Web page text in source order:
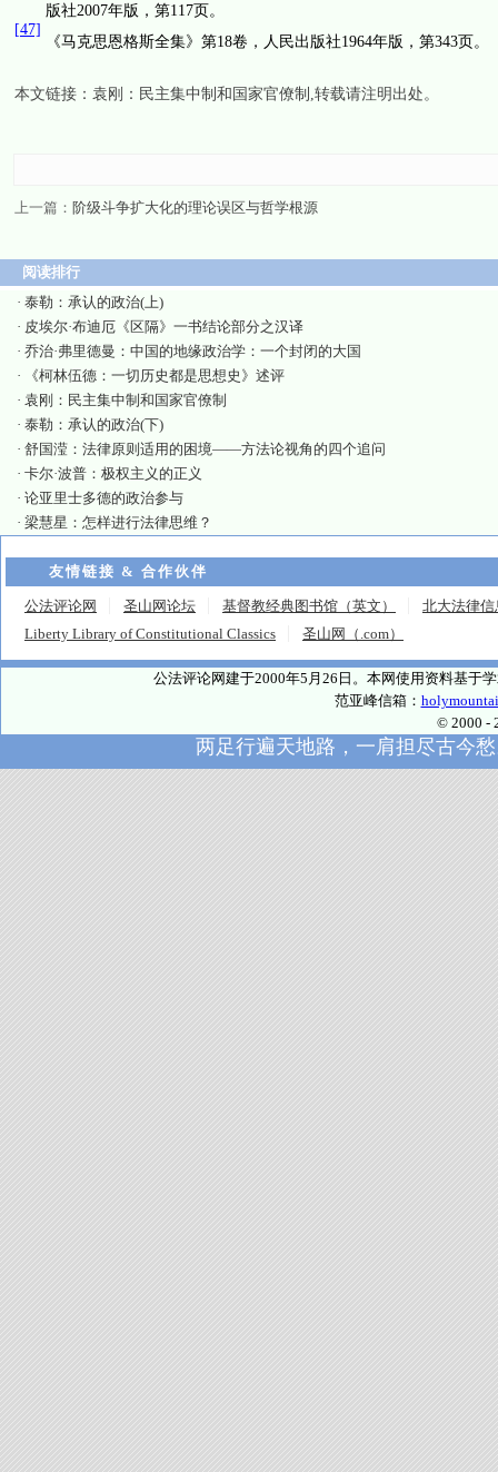
版社2007年版，第117页。
[47]
《马克思恩格斯全集》第18卷，人民出版社1964年版，第343页。
本文链接： 袁刚：民主集中制和国家官僚制 ,转载请注明出处。
上一篇： 阶级斗争扩大化的理论误区与哲学根源
阅读排行
· 泰勒：承认的政治(上)
· 皮埃尔·布迪厄《区隔》一书结论部分之汉译
· 乔治·弗里德曼：中国的地缘政治学：一个封闭的大国
·
《柯林伍德：一切历史都是思想史》述评
· 袁刚：民主集中制和国家官僚制
· 泰勒：承认的政治(下)
· 舒国滢：法律原则适用的困境——方法论视角的四个追问
· 卡尔·波普：极权主义的正义
· 论亚里士多德的政治参与
· 梁慧星：怎样进行法律思维？
友情链接 & 合作伙伴
公法评论网 圣山网论坛 基督教经典图书馆（英文）
北大法律信
Liberty Library of Constitutional Classics
圣山网（.com）
公法评论网建于2000年5月26日。本网使用资料基于
范亚峰信箱：
© 2000 -
两足行遍天地路，一肩担尽古今